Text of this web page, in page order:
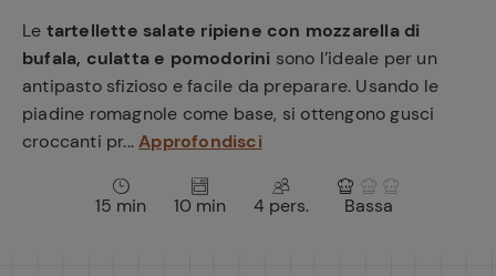
Le tartellette salate ripiene con mozzarella di
bufala, culatta e pomodorini sono l’ideale per un
antipasto sfizioso e facile da preparare. Usando le
piadine romagnole come base, si ottengono gusci
croccanti pr... Approfondisci
15 min 10 min 4 pers. Bassa